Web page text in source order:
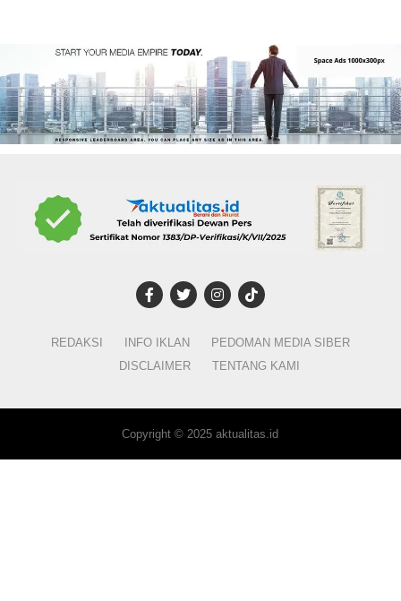
REDAKSI INFO IKLAN
PEDOMAN MEDIA SIBER
DISCLAIMER
TENTANG KAMI
Copyright © 2025 aktualitas.id